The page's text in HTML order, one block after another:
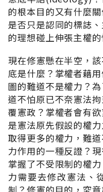
的根本目的又有什麼
是否只是認同的標誌
的理想碰上伸張主權
現在修憲懸在半空，
底是什麼？掌權者藉
圖的難道不是權力？
道不怕原已不奈憲法
覆憲政？掌權者會有
是憲法原先假設的權
取得更多的權力，難
力作用的一種反證？
掌握了不受限制的權
力需要去修改憲法、
制？修憲的目的，究